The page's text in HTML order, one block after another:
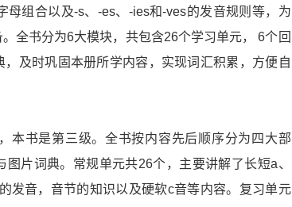
母组合以及-s、-es、-ies和-ves的发音规则等，为
全书分为6大模块，共包含26个学习单元， 6个回
及时巩固本册所学内容，实现词汇积累，方便自
本书是第三级。全书按内容先后顺序分为四大部
片词典。常规单元共26个，主要讲解了长短a、
发音，音节的知识以及硬软c音等内容。复习单元